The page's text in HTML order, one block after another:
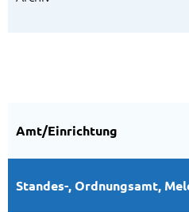
Amt/Einrichtung
Standes-, Ordnungsamt,